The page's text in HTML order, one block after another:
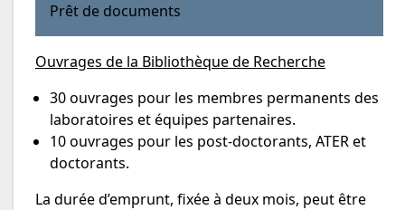
Prêt de documents
Ouvrages de la Bibliothèque de Recherche
30 ouvrages pour les membres permanents des
laboratoires et équipes partenaires.
10 ouvrages pour les post-doctorants, ATER et
doctorants.
La durée d’emprunt, fixée à deux mois, peut être